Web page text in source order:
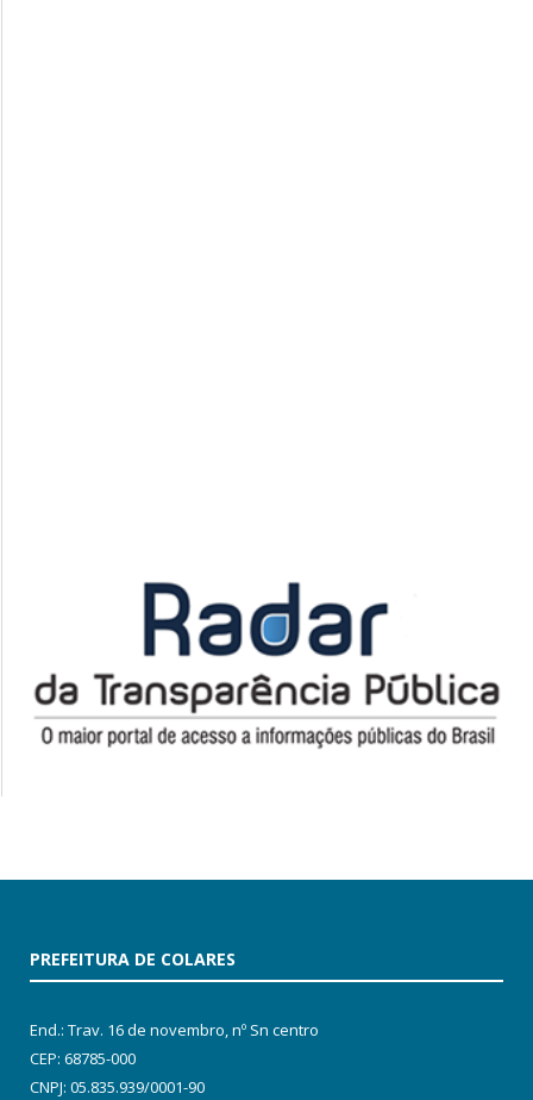
PREFEITURA DE COLARES
End.: Trav. 16 de novembro, nº Sn centro
CEP: 68785-000
CNPJ: 05.835.939/0001-90